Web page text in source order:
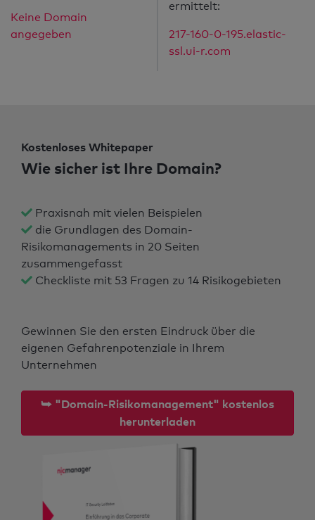
Keine Domain
angegeben
ermittelt:
217-160-0-195.elastic-
ssl.ui-r.com
Kostenloses Whitepaper
Wie sicher ist Ihre Domain?
Praxisnah mit vielen Beispielen
die Grundlagen des Domain-
Risikomanagements in 20 Seiten
zusammengefasst
Checkliste mit 53 Fragen zu 14 Risikogebieten
Gewinnen Sie den ersten Eindruck über die
eigenen Gefahrenpotenziale in Ihrem
Unternehmen
⮩ "Domain-Risikomanagement" kostenlos
herunterladen